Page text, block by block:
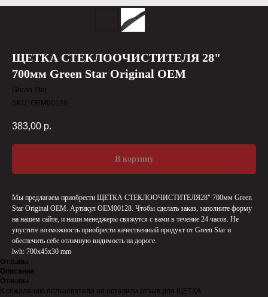
ЩЕТКА СТЕКЛООЧИСТИТЕЛЯ 28"
700мм Green Star Original OEM
Green Star
SKU: OEM00128
383,00 р.
В корзину
Мы предлагаем приобрести ЩЕТКА СТЕКЛООЧИСТИТЕЛЯ28" 700мм Green
Star Original OEM. Артикул OEM00128. Чтобы сделать заказ, заполните форму
на нашем сайте, и наши менеджеры свяжутся с вами в течение 24 часов. Не
упустите возможность приобрести качественный продукт от Green Star и
обеспечить себе отличную видимость на дороге.
lwh: 700x45x30 mm
Отзывы
Описание
Отзывы
К сожалению пользователи не оставили отзыв для ЩЕТКА